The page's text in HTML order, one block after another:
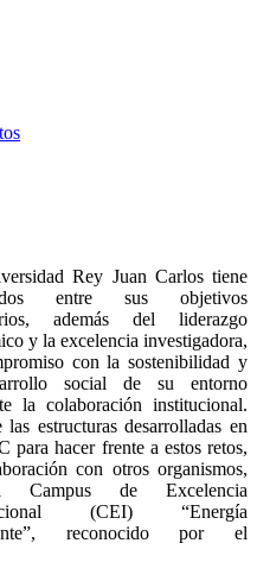
Rey Juan Carlos tiene
entre sus objetivos
además del liderazgo
y la excelencia investigadora,
con la sostenibilidad y
social de su entorno
la colaboración institucional.
estructuras desarrolladas en
para hacer frente a estos retos,
con otros organismos,
de Excelencia
(CEI) “Energía
reconocido por el